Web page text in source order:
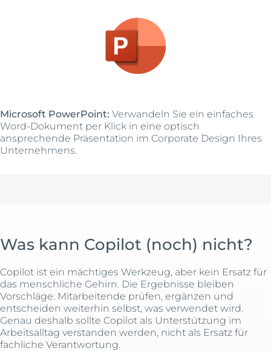
Microsoft PowerPoint: Verwandeln Sie ein einfaches
Word-Dokument per Klick in eine optisch
ansprechende Präsentation im Corporate Design Ihres
Unternehmens.
Was kann Copilot (noch) nicht?
Copilot ist ein mächtiges Werkzeug, aber kein Ersatz für
das menschliche Gehirn. Die Ergebnisse bleiben
Vorschläge. Mitarbeitende prüfen, ergänzen und
entscheiden weiterhin selbst, was verwendet wird.
Genau deshalb sollte Copilot als Unterstützung im
Arbeitsalltag verstanden werden, nicht als Ersatz für
fachliche Verantwortung.